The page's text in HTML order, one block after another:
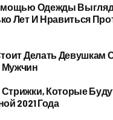
Одежды
Лет И Нравиться
Делать Девушкам
Которые
2021 Года